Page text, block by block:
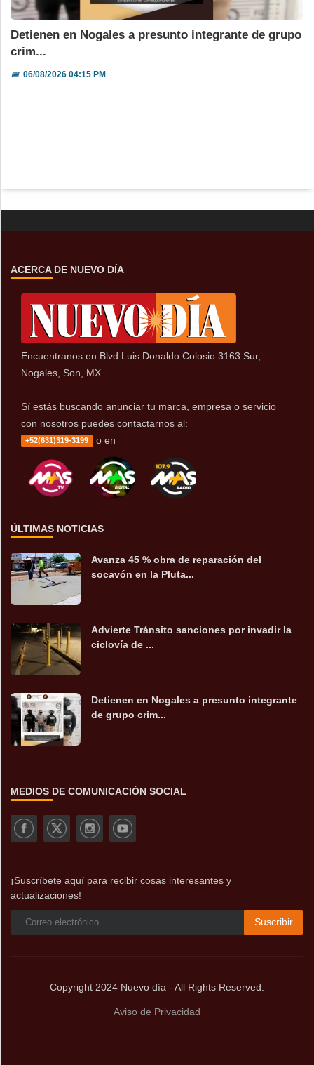
Detienen en Nogales a presunto integrante de grupo
crim...
📅06/08/2026 04:15 PM
ACERCA DE NUEVO DÍA
Encuentranos en Blvd Luis Donaldo Colosio 3163 Sur,
Nogales, Son, MX.
Sí estás buscando anunciar tu marca, empresa o servicio
con nosotros puedes contactarnos al:
+52(631)319-3199 o en
ÚLTIMAS NOTICIAS
Avanza 45 % obra de reparación del
socavón en la Pluta...
Advierte Tránsito sanciones por invadir la
ciclovía de ...
Detienen en Nogales a presunto integrante
de grupo crim...
MEDIOS DE COMUNICACIÓN SOCIAL
¡Suscríbete aquí para recibir cosas interesantes y
actualizaciones!
Suscribir
Copyright 2024 Nuevo día - All Rights Reserved.
Aviso de Privacidad